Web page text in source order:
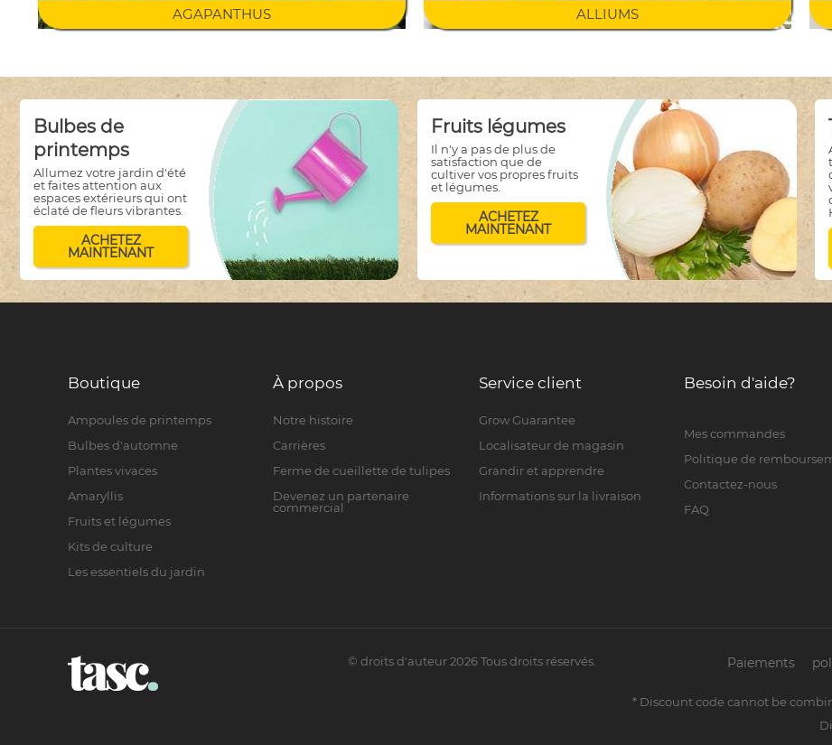
AGAPANTHUS ALLIUMS
Bulbes de
printemps
Allumez votre jardin d'été
et faites attention aux
espaces extérieurs qui ont
éclaté de fleurs vibrantes.
ACHETEZ
MAINTENANT
Fruits légumes
Il n'y a pas de plus de
satisfaction que de
cultiver vos propres fruits
et légumes.
ACHETEZ
MAINTENANT
Boutique
Ampoules de printemps
Bulbes d'automne
Plantes vivaces
Amaryllis
Fruits et légumes
Kits de culture
Les essentiels du jardin
À propos
Notre histoire
Carrières
Ferme de cueillette de tulipes
Devenez un partenaire
commercial
Service client
Grow Guarantee
Localisateur de magasin
Grandir et apprendre
Informations sur la livraison
Besoin d'aide?
Mes commandes
Politique de
Contactez-nous
FAQ
©droits d'auteur2026Tous droits réservés. Paiements
* Discount code cannot be